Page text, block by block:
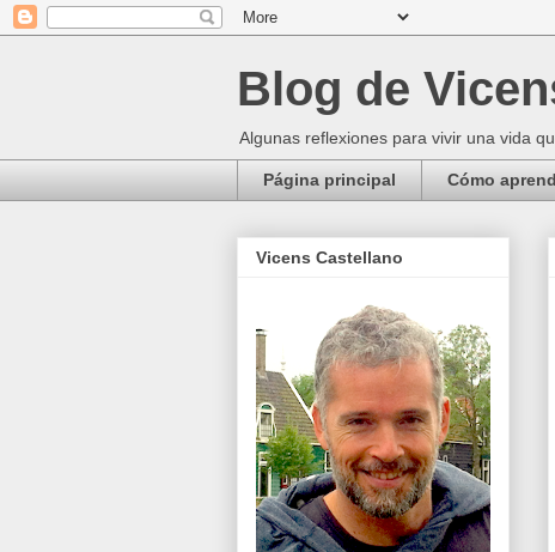
Blog de
Algunas reflexiones para vivir una vida
Página principal Cómo
Vicens Castellano